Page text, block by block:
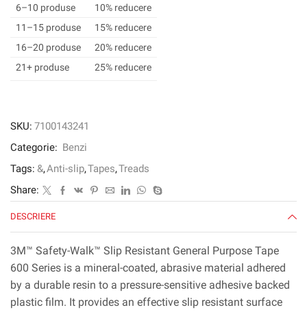
Rezistent
la
alunecare
și
613,
benzi
304,8
mm
m,
rulou,
1/carcasă
6–10 produse
10% reducere
11–15 produse
15% reducere
16–20 produse
20% reducere
21+ produse
25% reducere
SKU: 7100143241
Categorie: Benzi
Tags: &,Anti-slip,Tapes,Treads
Share:
DESCRIERE
3M™ Safety-Walk™ Slip Resistant General Purpose Tape
600 Series is a mineral-coated, abrasive material adhered
by a durable resin to a pressure-sensitive adhesive backed
plastic film. It provides an effective slip resistant surface